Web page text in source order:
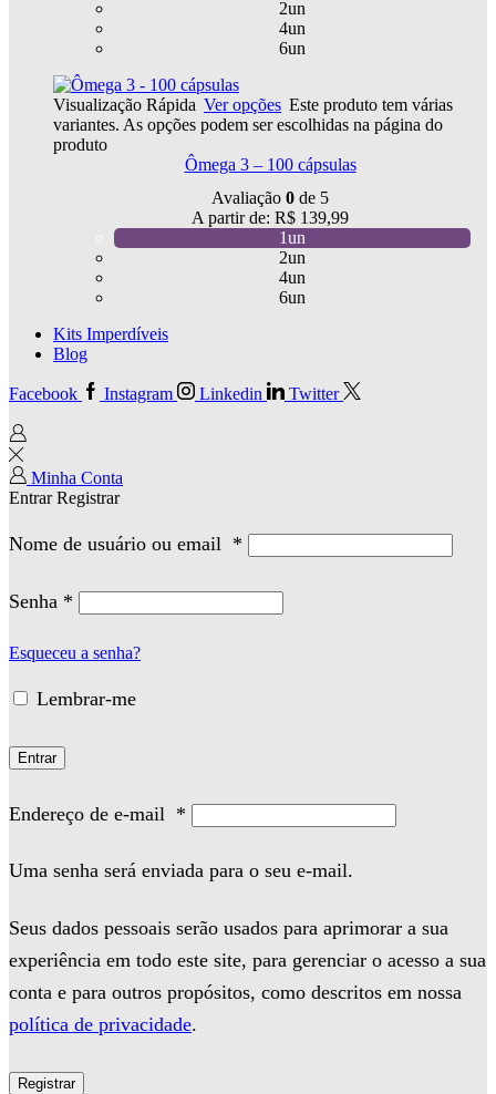
2un
4un
6un
Visualização Rápida Ver opções Este produto tem várias
variantes. As opções podem ser escolhidas na página do
produto
Ômega 3 – 100 cápsulas
Avaliação 0 de 5
A partir de: R$ 139,99
1un
2un
4un
6un
Kits Imperdíveis
Blog
Facebook Instagram Linkedin Twitter
Minha Conta
EntrarRegistrar
Nome de usuário ou email *
Senha *
Esqueceu a senha?
Lembrar-me
Entrar
Endereço de e-mail *
Uma senha será enviada para o seu e-mail.
Seus dados pessoais serão usados para aprimorar a sua
experiência em todo este site, para gerenciar o acesso a sua
conta e para outros propósitos, como descritos em nossa
política de privacidade.
Registrar